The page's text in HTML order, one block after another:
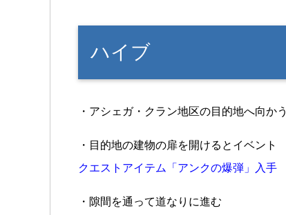
ハイブ
・アシェガ・クラン地区の目的地へ向かう
・目的地の建物の扉を開けるとイベント
クエストアイテム「アンクの爆弾」入手
・隙間を通って道なりに進む